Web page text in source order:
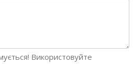
Використовуйте